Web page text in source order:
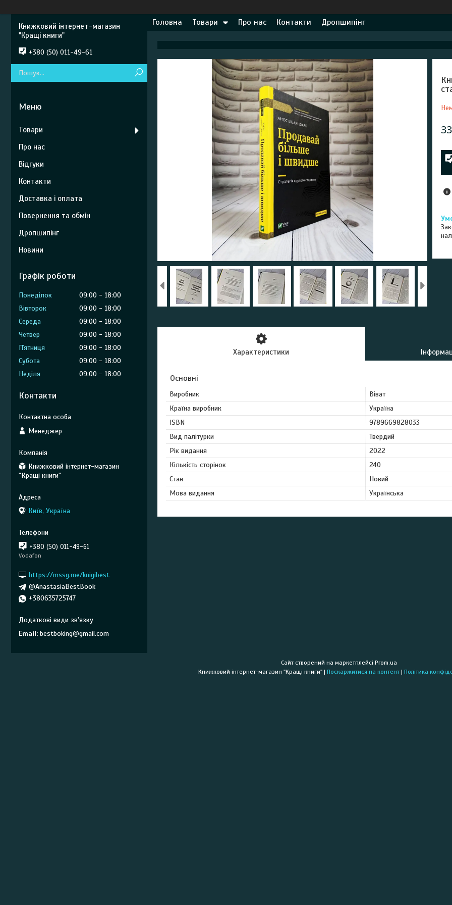
Головна Товари Про нас Контакти Дропшипінг
Характеристики
Основні
Виробник
Віват
Країна виробник
Україна
ISBN
9789669828033
Вид палітурки
Твердий
Рік видання
2022
Кількість сторінок
240
Стан
Новий
Мова видання
Українська
Книжковий інтернет-магазин
"Кращі книги"
+380 (50) 011-49-61
Товари
Про нас
Відгуки
Контакти
Доставка і оплата
Повернення та обмін
Дропшипінг
Новини
Графік роботи
Понеділок 09:00
18:00
Вівторок
09:00
18:00
Середа
09:00
18:00
Четвер
09:00
18:00
Пʼятниця
09:00
18:00
Субота
09:00
18:00
Неділя
09:00 18:00
Контакти
Менеджер
Книжковий інтернет-магазин
"Кращі книги"
Київ, Україна
+380 (50) 011-49-61
Vodafon
https://mssg.me/knigibest
@AnastasiaBestBook
+380635725747
Email bestboking@gmail.com
Сайт створений на маркетплейсі Prom.ua
Книжковий інтернет-магазин "Кращі книги" | Поскаржитися на контент | Політика